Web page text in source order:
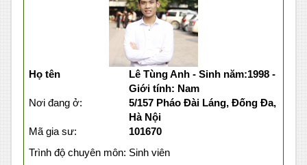
Họ tên
Lê Tùng Anh - Sinh năm:1998 -
Giới tính: Nam
Nơi đang ở:
5/157 Pháo Đài Láng, Đống Đa,
Hà Nội
Mã gia sư:
101670
Trình độ chuyên môn: Sinh viên